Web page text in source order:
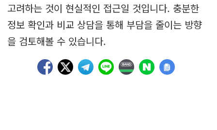
고려하는 것이 현실적인 접근일 것입니다. 충분한
정보 확인과 비교 상담을 통해 부담을 줄이는 방향
을 검토해볼 수 있습니다.